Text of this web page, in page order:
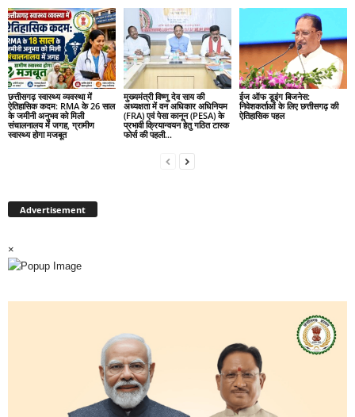
छत्तीसगढ़ स्वास्थ्य व्यवस्था में
ऐतिहासिक कदम: RMA के 26 साल
के जमीनी अनुभव को मिली
संचालनालय में जगह, ग्रामीण
स्वास्थ्य होगा मजबूत
मुख्यमंत्री विष्णु देव साय की
अध्यक्षता में वन अधिकार अधिनियम
(FRA) एवं पेसा कानून (PESA) के
प्रभावी क्रियान्वयन हेतु गठित टास्क
फोर्स की पहली...
ईज ऑफ डूइंग बिजनेस:
निवेशकर्ताओं के लिए छत्तीसगढ़ की
ऐतिहासिक पहल
Advertisement
×